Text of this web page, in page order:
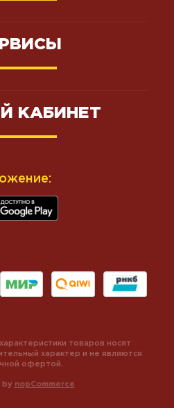
КАБИНЕТ
by nopCommerce
товаров носят
характер и не являются
офертой.